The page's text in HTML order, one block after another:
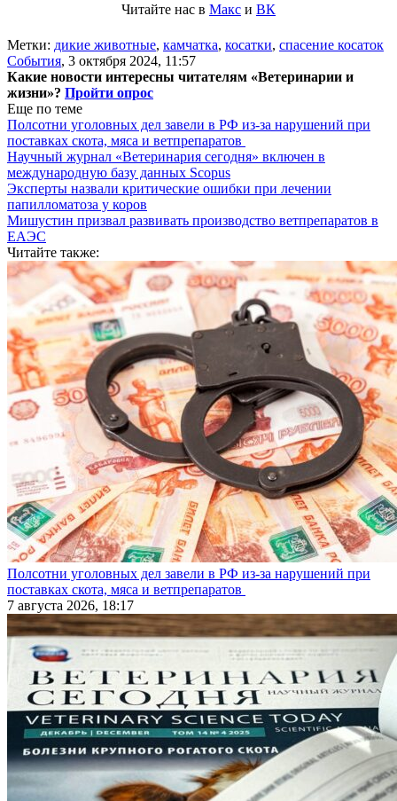
Читайте нас в Макс и ВК
Метки: дикие животные, камчатка, косатки, спасение косаток
События, 3 октября 2024, 11:57
Какие новости интересны читателям «Ветеринарии и
жизни»? Пройти опрос
Еще по теме
Полсотни уголовных дел завели в РФ из-за нарушений при
поставках скота, мяса и ветпрепаратов
Научный журнал «Ветеринария сегодня» включен в
международную базу данных Scopus
Эксперты назвали критические ошибки при лечении
папилломатоза у коров
Мишустин призвал развивать производство ветпрепаратов в
ЕАЭС
Читайте также:
Полсотни уголовных дел завели в РФ из-за нарушений при
поставках скота, мяса и ветпрепаратов
7 августа 2026, 18:17